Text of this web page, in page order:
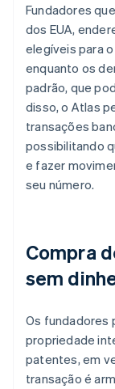
Fundadores
dos EUA,
elegíveis para
enquanto os
padrão, que
disso, o Atlas
transações
possibilitando
e fazer
seu número.
Compra
sem
Os fundadores
propriedade
patentes, em
transação é